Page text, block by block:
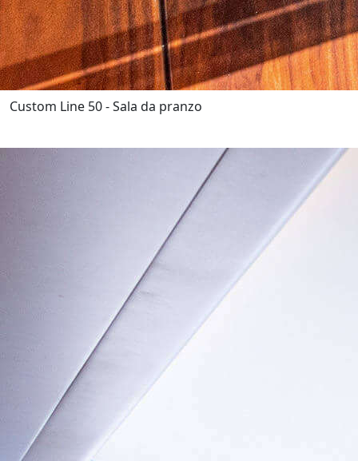
Custom Line 50 - Sala da pranzo